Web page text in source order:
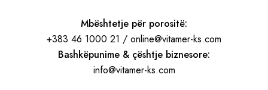
Mbështetje për porositë:
+383 46 1000 21 / online@vitamer-ks.com
Bashkëpunime & çështje biznesore:
info@vitamer-ks.com